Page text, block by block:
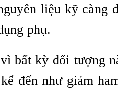
liệu kỹ càng
phụ.
bất kỳ đối tượng
đến như giảm